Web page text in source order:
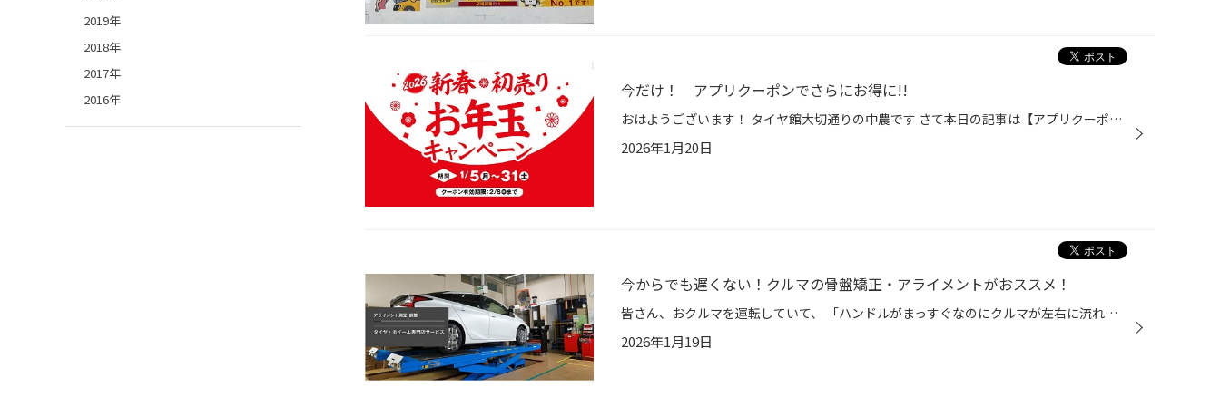
今だけ！ アプリクーポンでさらにお得に!!
おはようございます！ タイヤ館大切通りの中農です さて本日の記事は【アプリクーポン】についてです 今、「コクピット・タイヤ館アプリ」では新春初売りお年玉キャンペーンというクーポンが配布されています！ タイヤが普段よりさらにお得に！ また、タイヤだけでなくメンテナンス商品も10%off! オ...
2026年1月20日
今からでも遅くない！クルマの骨盤矯正・アライメントがおススメ！
皆さん、おクルマを運転していて、 「ハンドルがまっすぐなのにクルマが左右に流れる」、 「タイヤの減り方が変な気がする」などなど、気になったことはありませんか。 その症状、実はアライメントのズレが原因かもしれません。 アライメント調整は、よく「おクルマの骨盤矯正」に例えられる大切な...
2026年1月19日
2019年
2018年
2017年
2016年